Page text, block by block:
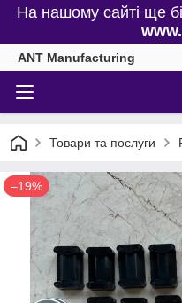
На нашому сайті ще
ANT Manufacturing
Товари та послуги
–19%